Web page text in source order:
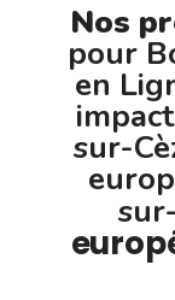
Nos
pour
en
sur-